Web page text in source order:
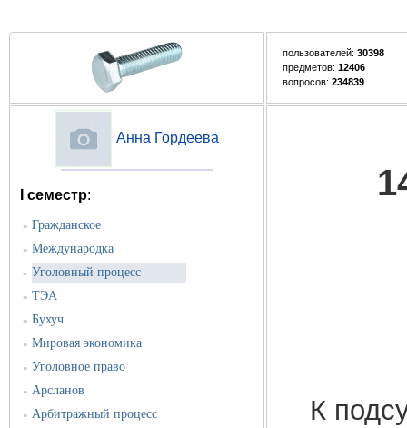
пользователей: 30398
предметов: 12406
вопросов: 234839
Анна Гордеева
I семестр:
» Гражданское
» Международка
» Уголовный процесс
» ТЭА
» Бухуч
» Мировая экономика
» Уголовное право
» Арсланов
» Арбитражный процесс
К